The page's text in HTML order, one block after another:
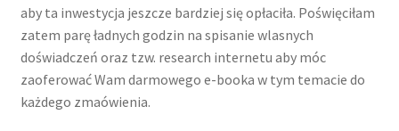
aby ta inwestycja jeszcze bardziej się opłaciła. Poświęciłam
zatem parę ładnych godzin na spisanie wlasnych
doświadczeń oraz tzw. research internetu aby móc
zaoferować Wam darmowego e-booka w tym temacie do
każdego zmaówienia.